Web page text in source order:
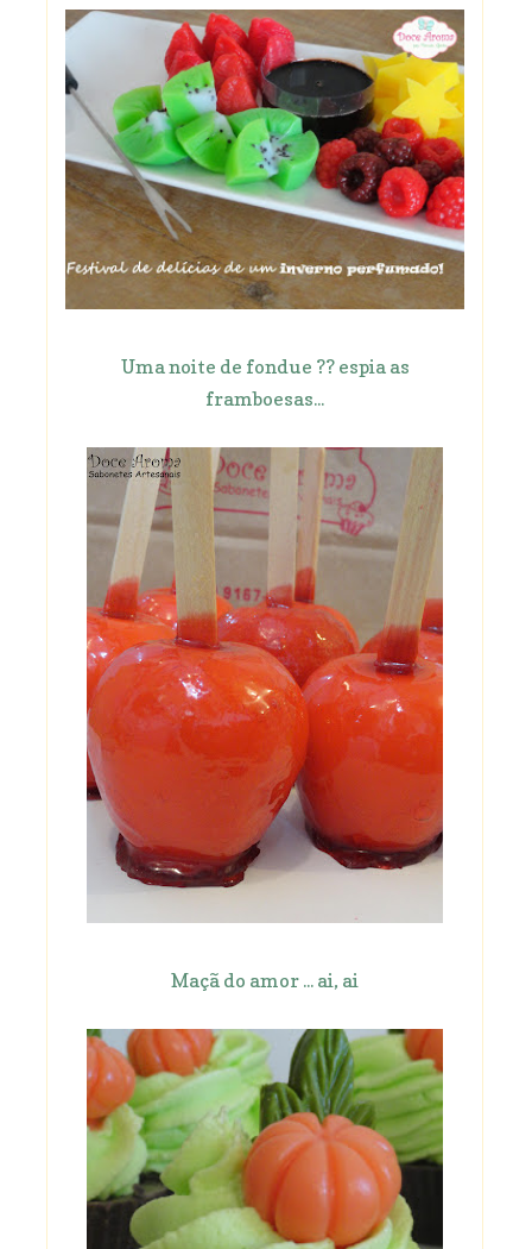
Uma noite de fondue ?? espia as
framboesas...
Maçã do amor ... ai, ai